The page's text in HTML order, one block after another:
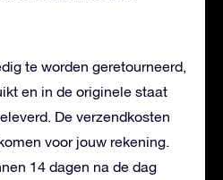
te worden geretourneerd,
en in de originele staat
De verzendkosten
voor jouw rekening.
14 dagen na de dag